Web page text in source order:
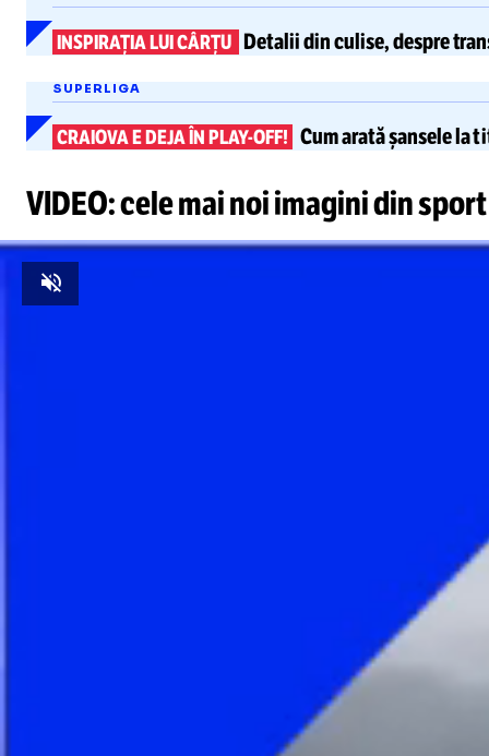
INSPIRAȚIA LUI CÂRȚU Detalii din culise, despre
SUPERLIGA
CRAIOVA E DEJA ÎN PLAY-OFF! Cum aratășansele la
VIDEO: cele mai noi imagini din sport
Unmute